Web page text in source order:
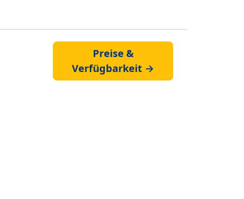
Preise &
Verfügbarkeit →